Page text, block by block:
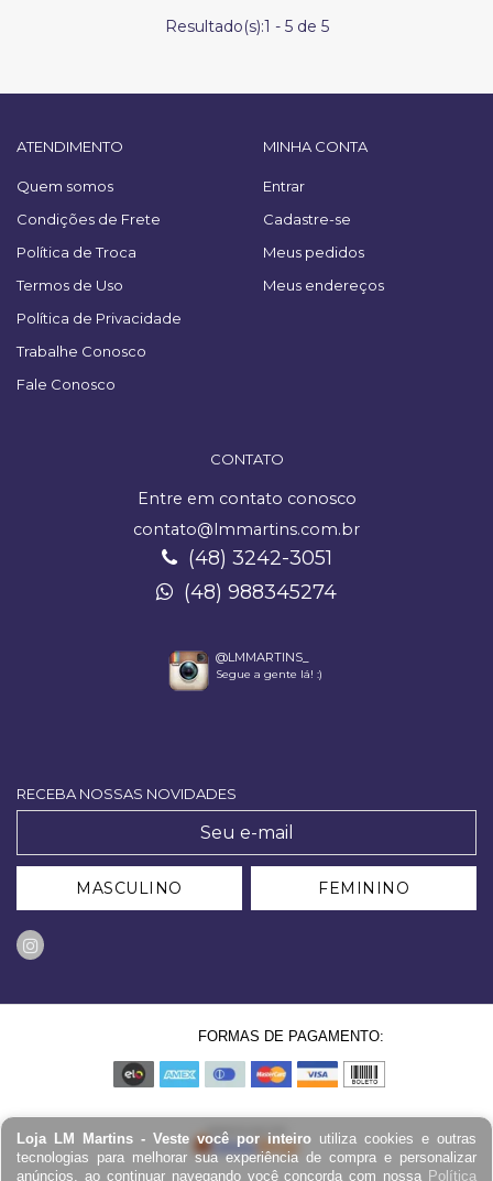
Loja LM Martins - Veste você por inteiro utiliza cookies e outras
tecnologias para melhorar sua experiência de compra e personalizar
anúncios, ao continuar navegando você concorda com nossa Política
Resultado(s):1 - 5de 5
ATENDIMENTO
Quem somos
Condições de Frete
Política de Troca
Termos de Uso
Política de Privacidade
Trabalhe Conosco
Fale Conosco
MINHA CONTA
Entrar
Cadastre-se
Meus pedidos
Meus endereços
CONTATO
Entre em contato conosco
contato@lmmartins.com.br
(48) 3242-3051
(48) 988345274
@LMMARTINS_
Segue a gente lá! :)
RECEBA NOSSAS NOVIDADES
MASCULINO FEMININO
FORMAS DE PAGAMENTO: